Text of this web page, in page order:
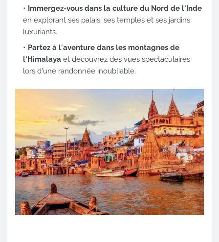
Immergez-vous dans la culture du Nord de l'Inde
en explorant ses palais, ses temples et ses jardins
luxuriants.
Partez à l'aventure dans les montagnes de
l'Himalaya et découvrez des vues spectaculaires
lors d'une randonnée inoubliable.